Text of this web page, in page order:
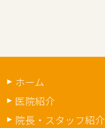
ホーム
医院紹介
院長・スタッフ紹介